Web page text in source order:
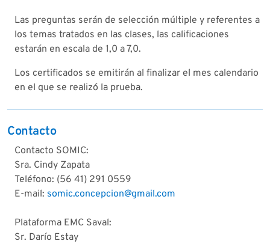
Las preguntas serán de selección múltiple y referentes a
los temas tratados en las clases, las calificaciones
estarán en escala de 1,0 a 7,0.
Los certificados se emitirán al finalizar el mes calendario
en el que se realizó la prueba.
Contacto
Contacto SOMIC:
Sra. Cindy Zapata
Teléfono: (56 41) 291 0559
E-mail: somic.concepcion@gmail.com
Plataforma EMC Saval:
Sr. Darío Estay